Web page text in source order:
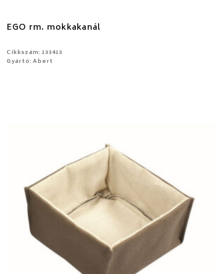
EGO rm. mokkakanál
Cikkszám: 133413
Gyártó: Abert